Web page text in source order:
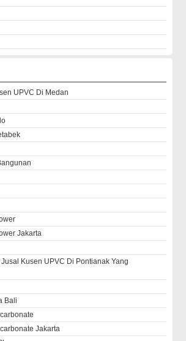
UPVC Di Medan
Jakarta
Kusen UPVC Di Pontianak Yang
Bali
Jakarta